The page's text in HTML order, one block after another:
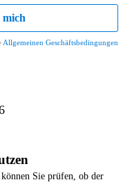
mich
Allgemeinen Geschäftsbedingungen
Sie prüfen, ob der